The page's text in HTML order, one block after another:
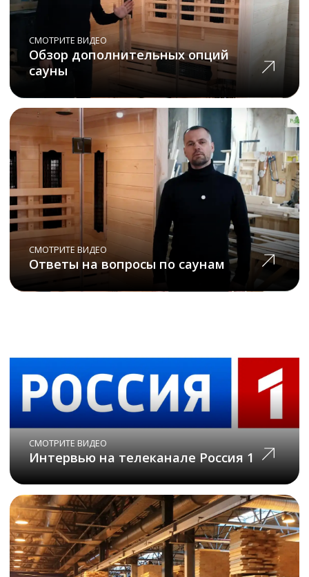
Почемунас выбирают
Доставляем по всему миру
Сможем аккуратно
доставить товары в любую
точку мира. Оставьте заявку
и уточните условия
доставки
Срок службы до 50 лет
Мы гарантируем
максимально высокий срок,
благодаря проверенным
материалам и качественной
сборке
Собственное
производство в
Мы самостоятельно производим
Только качественные
материалы
Мы не экономим на материалах
и дорожим своей репутацией,
поэтому выбираем для вас
лучшее